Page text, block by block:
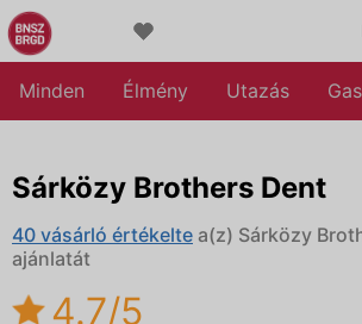
Minden Élmény Utazás
Sárközy Brothers Dent
40 vásárló értékelte a(z) Sárközy
ajánlatát
4.7/5